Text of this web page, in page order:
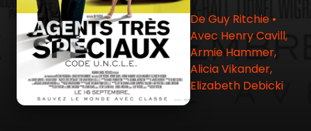
De Guy Ritchie •
Avec Henry Cavill,
Armie Hammer,
Alicia Vikander,
Elizabeth Debicki